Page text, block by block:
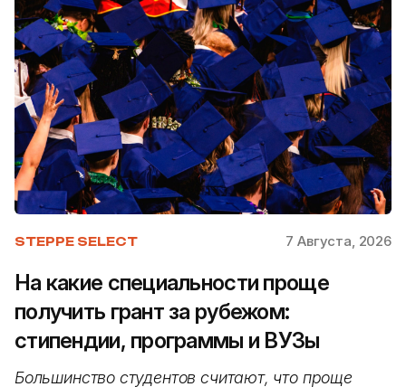
STEPPE SELECT 7 Августа, 2026
На какие специальности проще
получить грант за рубежом:
стипендии, программы и ВУЗы
Большинство студентов считают, что проще